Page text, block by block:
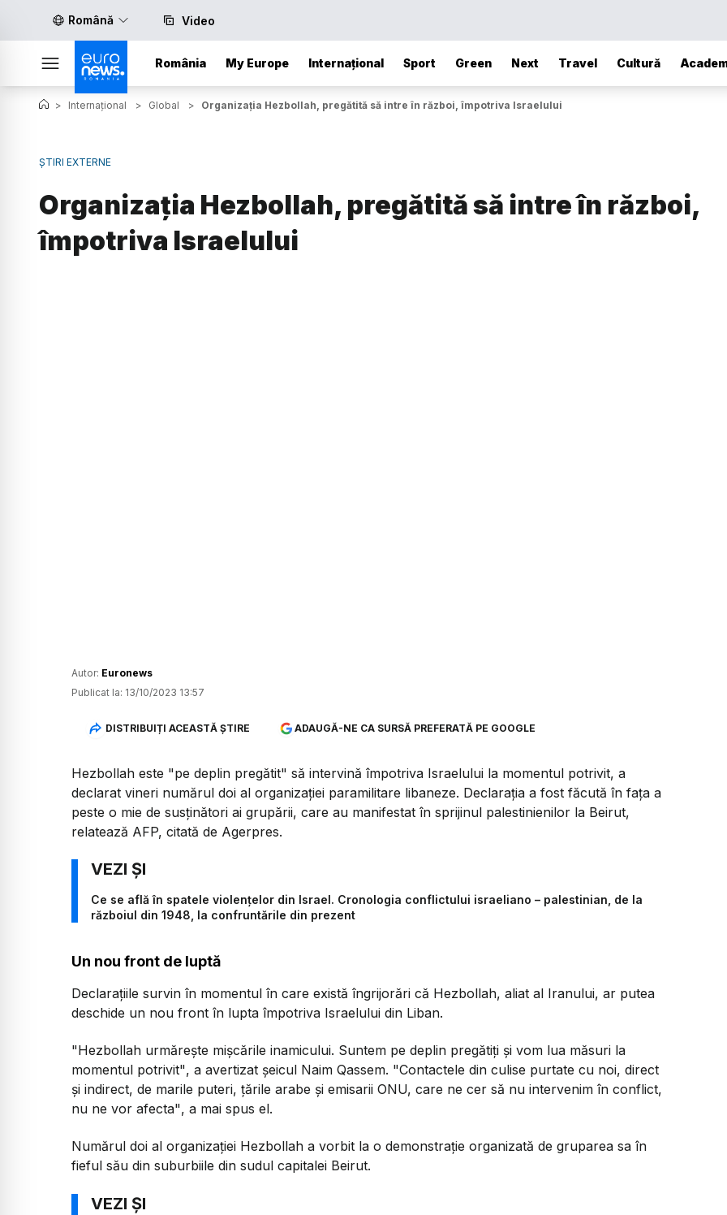
Română Video
România My Europe Internațional Sport Green Next Travel Cultură
> Internațional > Global > Organizația Hezbollah, pregătită să intre în război, împotriva Israelului
ȘTIRI EXTERNE
Organizația Hezbollah, pregătită să intre în război,
împotriva Israelului
Autor: Euronews
Publicat la: 13/10/2023 13:57
DISTRIBUIȚI ACEASTĂ ȘTIRE ADAUGĂ-NE CA SURSĂ PREFERATĂ PE GOOGLE
Hezbollah este "pe deplin pregătit" să intervină împotriva Israelului la momentul potrivit, a
declarat vineri numărul doi al organizaţiei paramilitare libaneze. Declarația a fost făcută în faţa a
peste o mie de susţinători ai grupării, care au manifestat în sprijinul palestinienilor la Beirut,
relatează AFP, citată de Agerpres.
Ce se află în spatele violențelor din Israel. Cronologia conflictului israeliano – palestinian, de la
războiul din 1948, la confruntările din prezent
Un nou front de luptă
Declaraţiile survin în momentul în care există îngrijorări că Hezbollah, aliat al Iranului, ar putea
deschide un nou front în lupta împotriva Israelului din Liban.
"Hezbollah urmăreşte mişcările inamicului. Suntem pe deplin pregătiţi şi vom lua măsuri la
momentul potrivit", a avertizat şeicul Naim Qassem. "Contactele din culise purtate cu noi, direct
şi indirect, de marile puteri, ţările arabe şi emisarii ONU, care ne cer să nu intervenim în conflict,
nu ne vor afecta", a mai spus el.
Numărul doi al organizaţiei Hezbollah a vorbit la o demonstraţie organizată de gruparea sa în
fieful său din suburbiile din sudul capitalei Beirut.